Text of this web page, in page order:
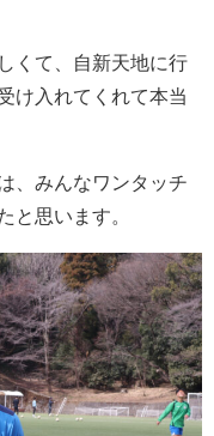
くて、自新天地に行
け入れてくれて本当
、みんなワンタッチ
と思います。